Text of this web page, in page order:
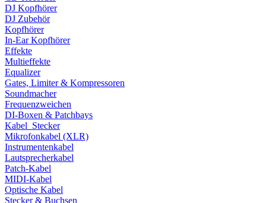
DJ Kopfhörer
DJ Zubehör
Kopfhörer
In-Ear Kopfhörer
Effekte
Multieffekte
Equalizer
Gates, Limiter & Kompressoren
Soundmacher
Frequenzweichen
DI-Boxen & Patchbays
Kabel_Stecker
Mikrofonkabel (XLR)
Instrumentenkabel
Lautsprecherkabel
Patch-Kabel
MIDI-Kabel
Optische Kabel
Stecker & Buchsen